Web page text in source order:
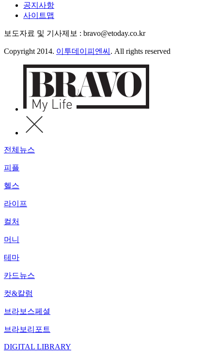
공지사항
사이트맵
보도자료 및 기사제보 : bravo@etoday.co.kr
Copyright 2014. 이투데이피엔씨 . All rights reserved
전체뉴스
피플
헬스
라이프
컬처
머니
테마
카드뉴스
컷&칼럼
브라보스페셜
브라보리포트
DIGITAL LIBRARY